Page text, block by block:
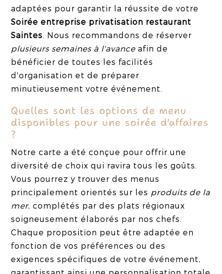
adaptées pour garantir la réussite de votre
Soirée entreprise privatisation restaurant
Saintes . Nous recommandons de réserver
plusieurs semaines à l'avance afin de
bénéficier de toutes les facilités
d'organisation et de préparer
minutieusement votre événement.
Quelles sont les options de menu
disponibles pour une soirée d'affaires
?
Notre carte a été conçue pour offrir une
diversité de choix qui ravira tous les goûts.
Vous pourrez y trouver des menus
principalement orientés sur les produits de la
mer, complétés par des plats régionaux
soigneusement élaborés par nos chefs.
Chaque proposition peut être adaptée en
fonction de vos préférences ou des
exigences spécifiques de votre événement,